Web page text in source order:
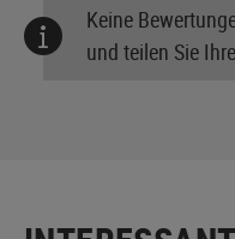
Keine
und teilen Sie